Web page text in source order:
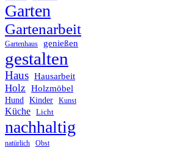
Garten
Gartenarbeit
Gartenhaus genießen
gestalten
Haus Hausarbeit
Holz Holzmöbel
Hund Kinder Kunst
Küche Licht
nachhaltig
natürlich Obst